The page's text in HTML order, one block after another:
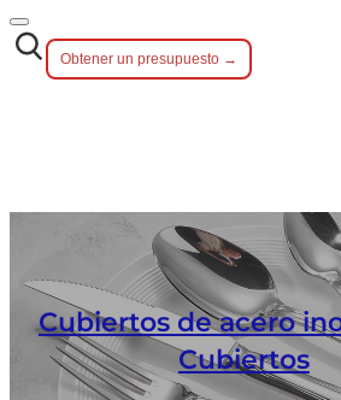
Obtener un presupuesto →
Cubiertos de acero
Cubiertos